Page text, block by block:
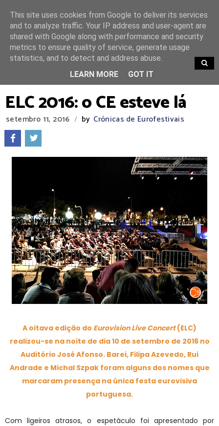
TRENDING
ELC 2016: o CE esteve lá
setembro 11, 2016 / by Crónicas de Eurofestivais
A oitava edição do Eurovision Live Concert(ELC)
realizou-se na noite de dia 10 de setembro de 2016 no
Auditório José Afonso. Barei, Filipa Azevedo, Rui
Andrade e Michal Szpak foram alguns dos nomes que
marcaram presença na única festa eurovisiva
portuguesa.
Com ligeiros atrasos, o espetáculo foi apresentado por
This site uses cookies from Google to deliver its services
and to analyze traffic. Your IP address and user-agent are
shared with Google along with performance and security
metrics to ensure quality of service, generate usage
statistics, and to detect and address abuse.
LEARN MORE
GOT IT